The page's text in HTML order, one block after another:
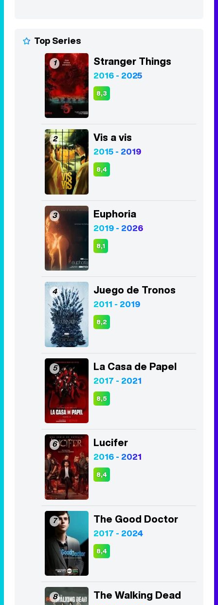
2 Vis a vis
2015 - 2019
8,4
3 Euphoria
2019 - 2026
8,1
4 Juego de Tronos
2011 - 2019
8,2
5 La Casa de Papel
2017 - 2021
8,5
6 Lucifer
2016 - 2021
8,4
7 The Good Doctor
2017 - 2024
8,4
8 The Walking Dead
2010 - 2022
7,9